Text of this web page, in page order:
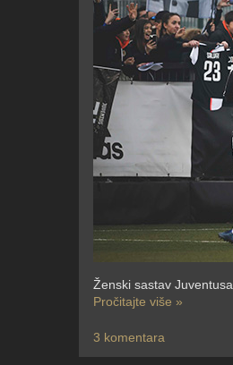
Ženski sastav
Pročitajte više »
3 komentara